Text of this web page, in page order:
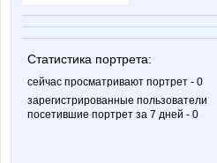
Статистика портрета:
сейчас просматривают портрет - 0
зарегистрированные пользователи
посетившие портрет за 7 дней - 0